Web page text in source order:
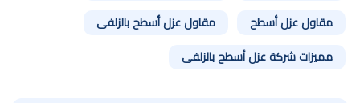
مقاول عزل أسطح مقاول عزل أسطح بالزلفى
مميزات شركة عزل أسطح بالزلفى